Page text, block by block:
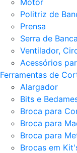
Motor
Politriz de
Prensa
Serra de
Ventilador,
Acessórios
Ferramentas de
Alargador
Bits e
Broca para
Broca para
Broca para
Brocas em